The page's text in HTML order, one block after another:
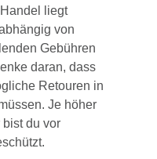
liegt
von
Gebühren
daran, dass
Retouren in
Je höher
du vor